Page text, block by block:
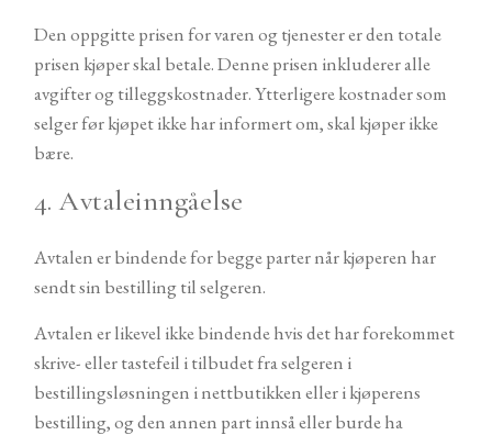
Den oppgitte prisen for varen og tjenester er den totale
prisen kjøper skal betale. Denne prisen inkluderer alle
avgifter og tilleggskostnader. Ytterligere kostnader som
selger før kjøpet ikke har informert om, skal kjøper ikke
bære.
4. Avtaleinngåelse
Avtalen er bindende for begge parter når kjøperen har
sendt sin bestilling til selgeren.
Avtalen er likevel ikke bindende hvis det har forekommet
skrive- eller tastefeil i tilbudet fra selgeren i
bestillingsløsningen i nettbutikken eller i kjøperens
bestilling, og den annen part innså eller burde ha